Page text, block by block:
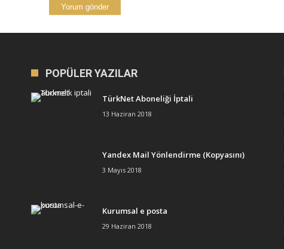
POPÜLER YAZILAR
TürkNet Aboneliği İptali
13 Haziran 2018
Yandex Mail Yönlendirme (Kopyasını)
3 Mayıs 2018
Kurumsal e posta
29 Haziran 2018